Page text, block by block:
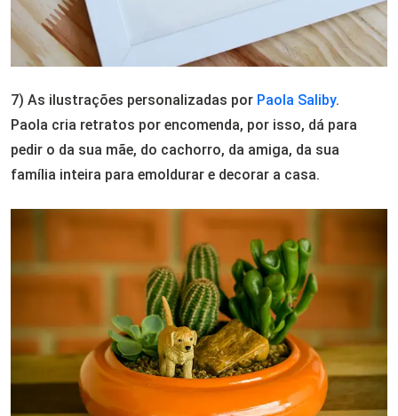
7) As ilustrações personalizadas por Paola Saliby.
Paola cria retratos por encomenda, por isso, dá para
pedir o da sua mãe, do cachorro, da amiga, da sua
família inteira para emoldurar e decorar a casa.